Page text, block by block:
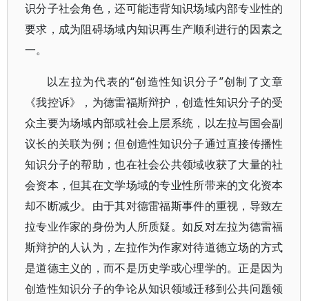
识分子社会角色，还可能违背知识场域内部专业性的
要求，成为阻碍场域内知识再生产顺利进行的因素之
一。
以左拉为代表的“创造性知识分子”创制了文章
《我控诉》，为德雷福斯辩护，创造性知识分子的受
众主要为场域内部或社会上层系统，以左拉与国会副
议长的关联为例；但创造性知识分子通过直接传播性
知识分子的帮助，也在社会公共领域收获了大量的社
会资本，但其在文学场域的专业性所带来的文化资本
却不断减少。由于其对德雷福斯事件的重视，导致左
拉专业作家的身份为人所质疑。如反对左拉为德雷福
斯辩护的人认为，左拉作为作家对待道德立场的方式
是道德主义的，而不是历史学或心理学的。正是因为
创造性知识分子的争论从知识领域迁移到公共问题领